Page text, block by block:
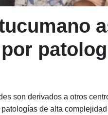
son derivados a otros
de alta